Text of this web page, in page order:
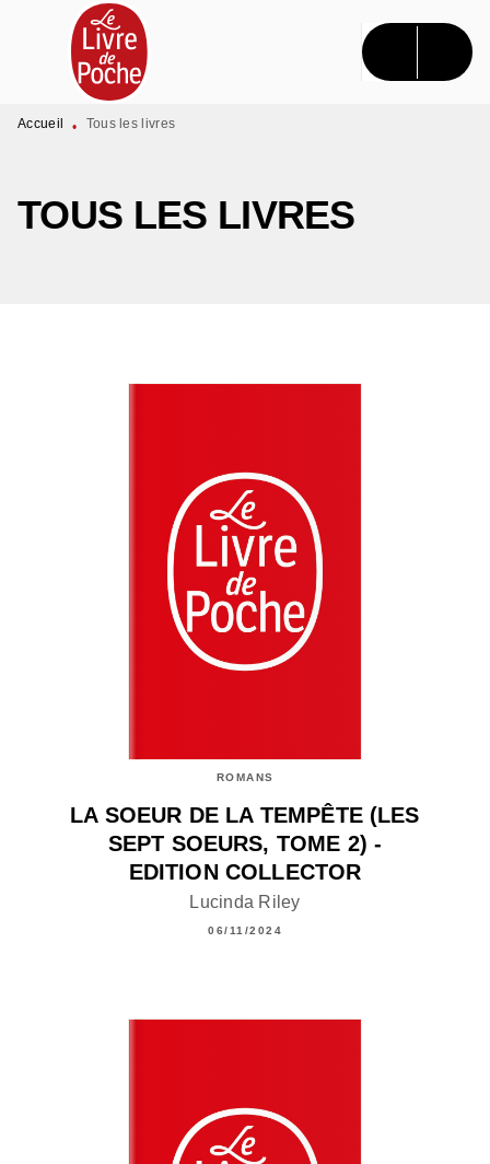
MENU RECHERCHE CONTENU
PIED DE PAGE
Accueil • Tous les livres
TOUS LES LIVRES
ROMANS
LA SOEUR DE LA TEMPÊTE (LES
SEPT SOEURS, TOME 2) -
EDITION COLLECTOR
Lucinda Riley
06/11/2024